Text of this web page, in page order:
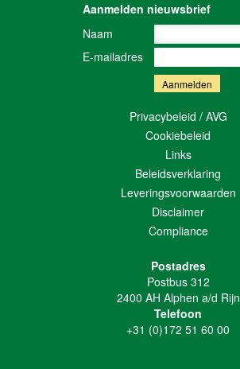
Aanmelden nieuwsbrief
Naam
E-mailadres
Privacybeleid / AVG
Cookiebeleid
Links
Beleidsverklaring
Leveringsvoorwaarden
Disclaimer
Compliance
Postadres
Postbus 312
2400 AH Alphen a/d Rijn
Telefoon
+31 (0)172 51 60 00